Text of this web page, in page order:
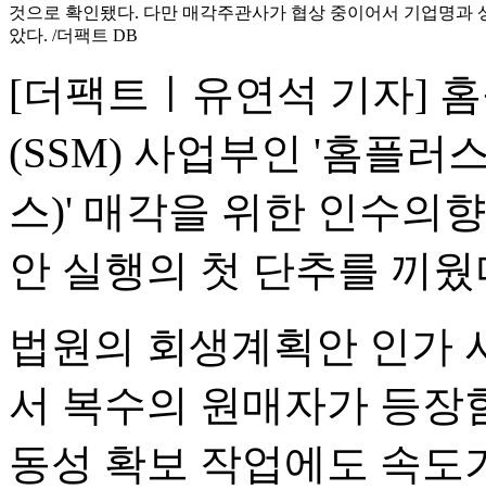
것으로 확인됐다. 다만 매각주관사가 협상 중이어서 기업명과
았다. /더팩트 DB
[더팩트ㅣ유연석 기자]
(SSM) 사업부인 '홈플러
스)' 매각을 위한 인수의
안 실행의 첫 단추를 끼웠
법원의 회생계획안 인가
서 복수의 원매자가 등장
동성 확보 작업에도 속도